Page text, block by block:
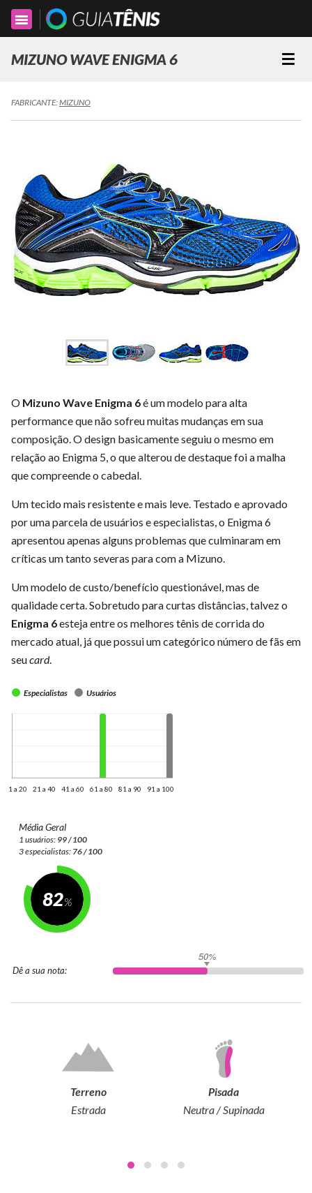
Toggle
navigation
MIZUNO WAVE ENIGMA 6
FABRICANTE:MIZUNO
O Mizuno Wave Enigma 6é um modelo para alta
performance que não sofreu muitas mudanças em sua
composição. O design basicamente seguiu o mesmo em
relação ao Enigma 5, o que alterou de destaque foi a malha
que compreende o cabedal.
Um tecido mais resistente e mais leve. Testado e aprovado
por uma parcela de usuários e especialistas, o Enigma 6
apresentou apenas alguns problemas que culminaram em
críticas um tanto severas para com a Mizuno.
Um modelo de custo/benefício questionável, mas de
qualidade certa. Sobretudo para curtas distâncias, talvez o
Enigma 6esteja entre os melhores tênis de corrida do
mercado atual, já que possui um categórico número de fãs em
seucard.
Especialistas Usuários
1 a 20 21 a 40 41 a 60 61 a 80 81 a 90 91 a 100
Média Geral
1 usuários: 99 / 100
3 especialistas: 76 / 100
82
Dê a sua nota:
50%
Terreno
Estrada
Pisada
Neutra / Supinada